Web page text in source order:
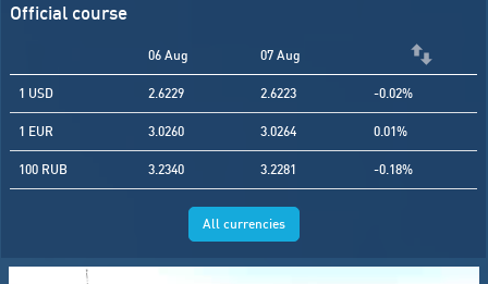
Official course
06 Aug 07 Aug
1 USD 2.6229 2.6223 -0.02%
1 EUR 3.0260 3.0264 0.01%
100 RUB 3.2340 3.2281 -0.18%
All currencies